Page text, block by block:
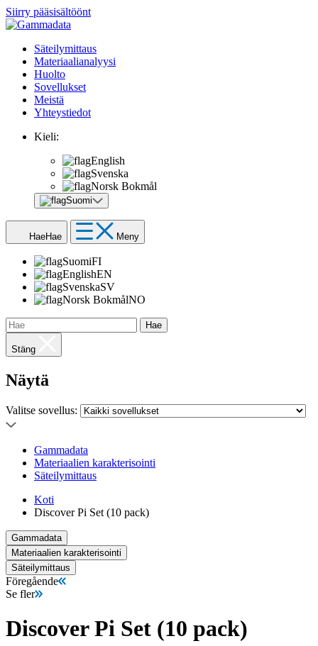
Siirry pääsisältöönt
Säteilymittaus
Materiaalianalyysi
Huolto
Sovellukset
Meistä
Yhteystiedot
Kieli:
English
Svenska
Norsk Bokmål
Suomi
HaeHae Meny
SuomiFI
EnglishEN
SvenskaSV
Norsk BokmålNO
Hae
Stäng
Näytä
Valitse sovellus:
Gammadata
Materiaalien karakterisointi
Säteilymittaus
Koti
Discover Pi Set (10 pack)
Gammadata
Materiaalien karakterisointi
Säteilymittaus
Föregående
Se fler
Discover Pi Set (10 pack)